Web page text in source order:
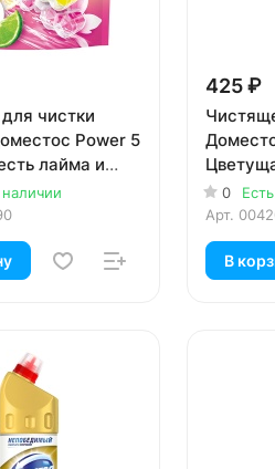
чистки
Power 5
лайма и
5 х 50
наличии
425 ₽
мл0
Арт.
В